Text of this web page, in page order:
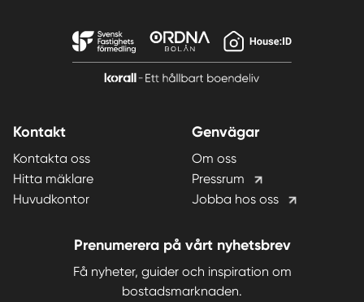
Kontakt
Kontakta oss
Hitta mäklare
Huvudkontor
Genvägar
Om oss
Pressrum
Jobba hos oss
Prenumerera på vårt nyhetsbrev
Få nyheter, guider och inspiration om
bostadsmarknaden.